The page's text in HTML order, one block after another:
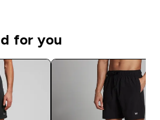
for you